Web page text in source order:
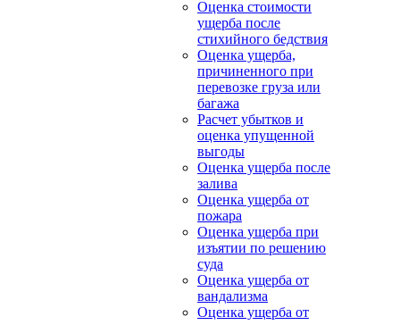
Оценка стоимости
ущерба после
стихийного бедствия
Оценка ущерба,
причиненного при
перевозке груза или
багажа
Расчет убытков и
оценка упущенной
выгоды
Оценка ущерба после
залива
Оценка ущерба от
пожара
Оценка ущерба при
изъятии по решению
суда
Оценка ущерба от
вандализма
Оценка ущерба от